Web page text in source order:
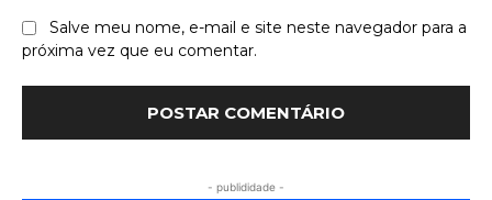
Salve meu nome, e-mail e site neste navegador para a
próxima vez que eu comentar.
- publididade -